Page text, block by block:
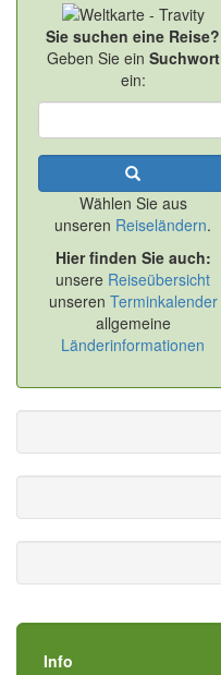
Sie suchen eine Reise?
Geben Sie ein Suchwort
ein:
Wählen Sie aus
unseren Reiseländern.
Hier finden Sie auch:
unsere Reiseübersicht
unseren Terminkalender
allgemeine
Länderinformationen
Info